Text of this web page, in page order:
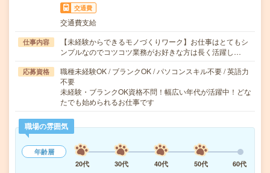
交通費
交通費支給
仕事内容
【未経験からできるモノづくりワーク】お仕事はとてもシ
ンプルなのでコツコツ業務がお好きな方は長く活躍し…
応募資格
職種未経験OK / ブランクOK / パソコンスキル不要 / 英語力
不要
未経験・ブランクOK資格不問！幅広い年代が活躍中！どな
たでも始められるお仕事です
職場の雰囲気
年齢層
20代
30代 40代 50代
60代